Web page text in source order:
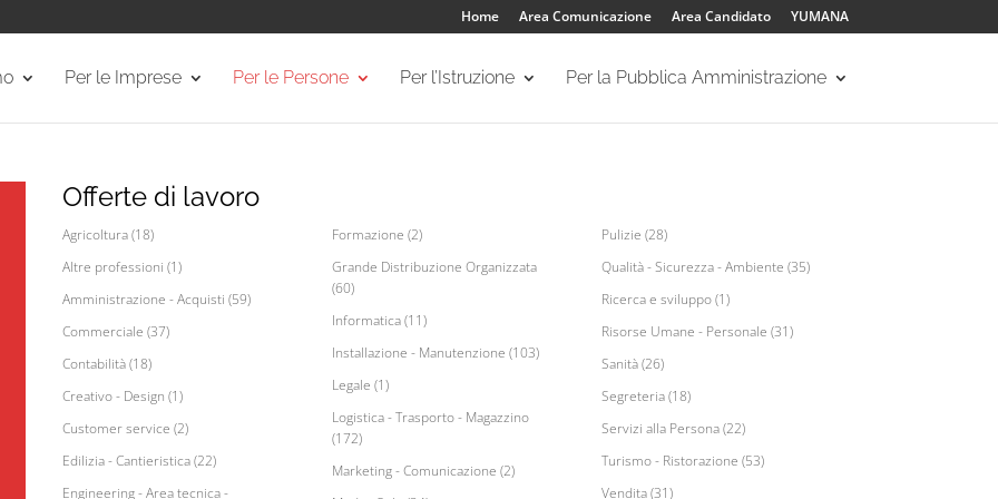
Home Area Comunicazione Area Candidato YUMANA
Per le Imprese Per le Persone Per l’Istruzione Per la Pubblica Amministrazione
Offerte di lavoro
Agricoltura (18)
Altre professioni (1)
Amministrazione - Acquisti (59)
Commerciale (37)
Contabilità (18)
Creativo - Design (1)
Customer service (2)
Edilizia - Cantieristica (22)
Engineering - Area tecnica -
Formazione (2)
Grande Distribuzione Organizzata
(60)
Informatica (11)
Installazione - Manutenzione (103)
Legale (1)
Logistica - Trasporto - Magazzino
(172)
Marketing - Comunicazione (2)
Pulizie (28)
Qualità - Sicurezza - Ambiente (35)
Ricerca e sviluppo (1)
Risorse Umane - Personale (31)
Sanità (26)
Segreteria (18)
Servizi alla Persona (22)
Turismo - Ristorazione (53)
Vendita (31)